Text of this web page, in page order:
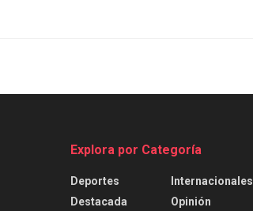
Explora por Categoría
Deportes
Destacada
Internacionales
Opinión